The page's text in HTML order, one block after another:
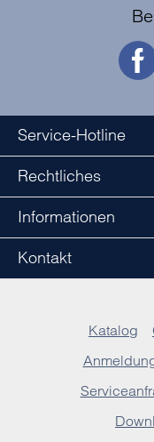
Service-Hotline
Rechtliches
Informationen
Kontakt
Katalog